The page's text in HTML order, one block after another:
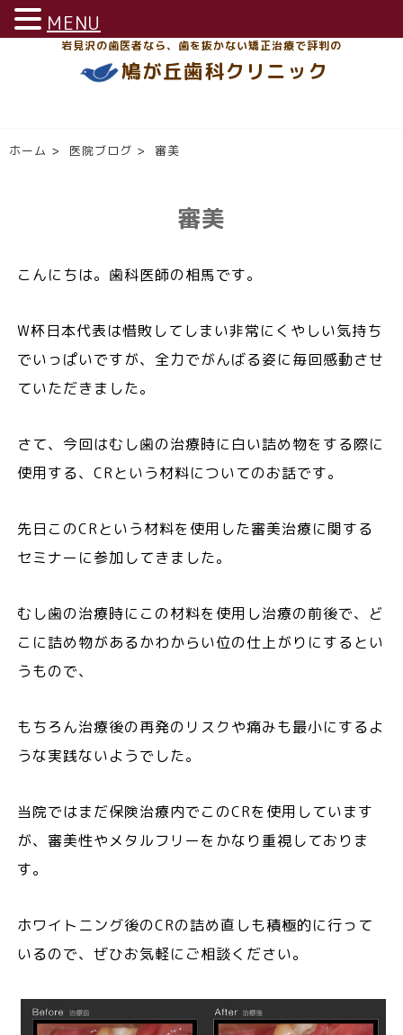
岩見沢の歯医者なら、歯を抜かない矯正治療で評判の
鳩が丘歯科クリニック
ホーム > 医院ブログ > 審美
審美
こんにちは。歯科医師の相馬です。
W杯日本代表は惜敗してしまい非常にくやしい気持ち
でいっぱいですが、全力でがんばる姿に毎回感動させ
ていただきました。
さて、今回はむし歯の治療時に白い詰め物をする際に
使用する、CRという材料についてのお話です。
先日このCRという材料を使用した審美治療に関する
セミナーに参加してきました。
むし歯の治療時にこの材料を使用し治療の前後で、ど
こに詰め物があるかわからい位の仕上がりにするとい
うもので、
もちろん治療後の再発のリスクや痛みも最小にするよ
うな実践ないようでした。
当院ではまだ保険治療内でこのCRを使用しています
が、審美性やメタルフリーをかなり重視しておりま
す。
ホワイトニング後のCRの詰め直しも積極的に行って
いるので、ぜひお気軽にご相談ください。
MENU